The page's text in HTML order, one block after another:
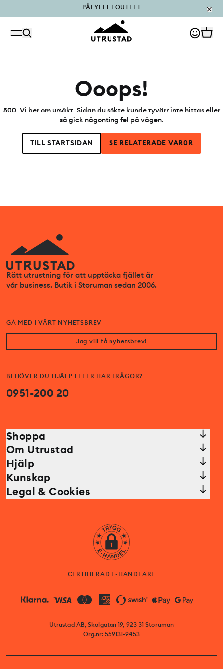
Ooops!
500. Vi ber om ursäkt. Sidan du sökte kunde tyvärr inte hittas eller
så gick någonting fel på vägen.
TILL STARTSIDAN SE RELATERADE VAR0R
Rätt utrustning för att upptäcka fjället är
vår business. Butik i Storuman sedan 2006.
BEHÖVER DU HJÄLP ELLER HAR FRÅGOR?
0951-200 20
GÅ MED I VÅRT NYHETSBREV
Jag vill få nyhetsbrev!
Shoppa
Om Utrustad
Hjälp
Kunskap
Legal & Cookies
CERTIFIERAD E-HANDLARE
Utrustad AB, Skolgatan 19, 923 31 Storuman
Org.nr: 559131-9453